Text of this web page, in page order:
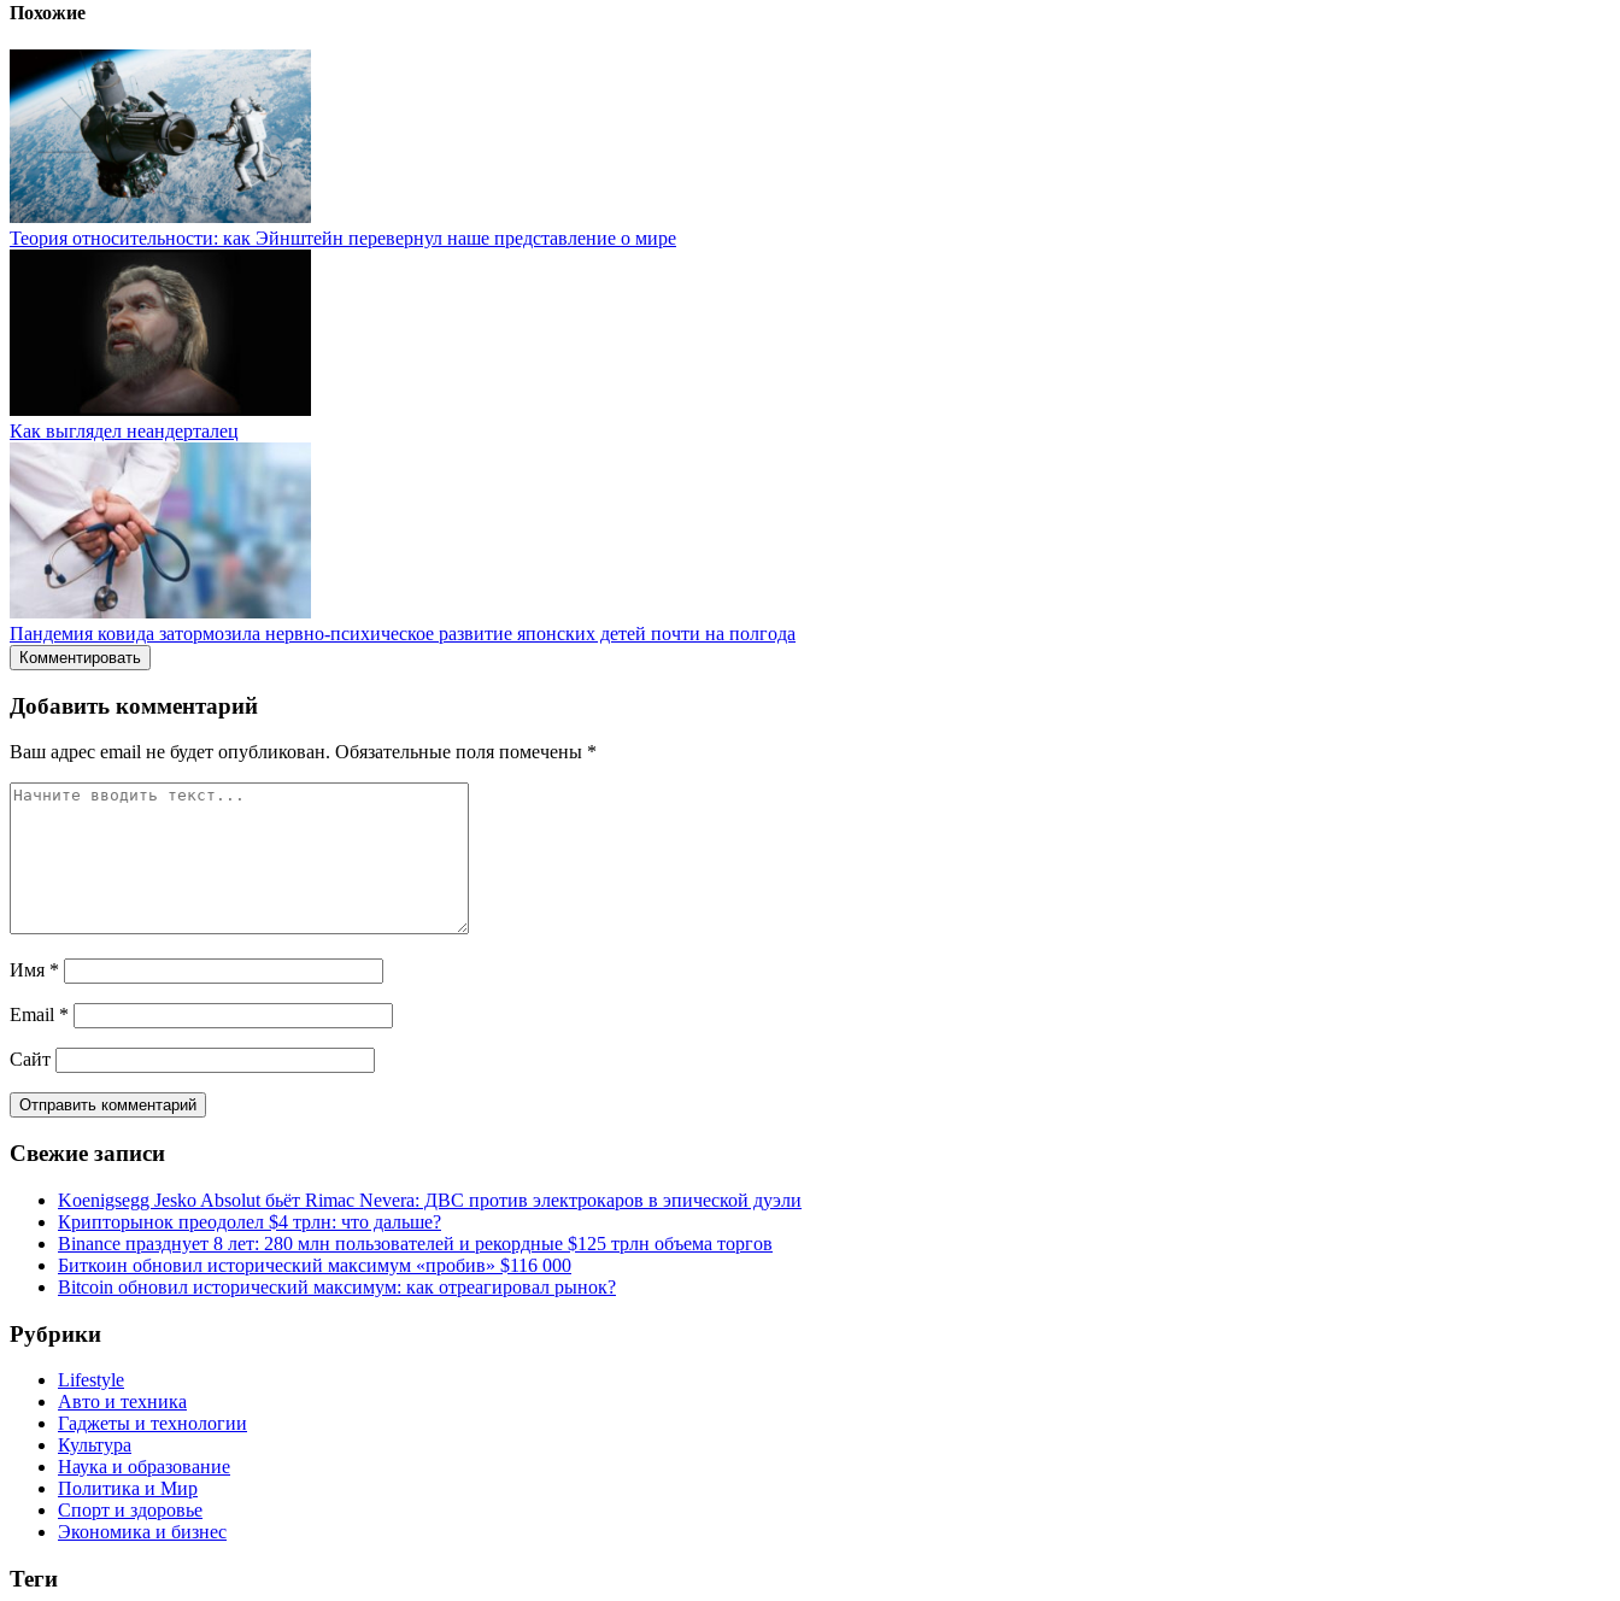
Похожие
Теория относительности: как Эйнштейн перевернул наше представление о мире
Как выглядел неандерталец
Пандемия ковида затормозила нервно-психическое развитие японских детей почти на полгода
Комментировать
Добавить комментарий
Ваш адрес email не будет опубликован. Обязательные поля помечены *
Имя *
Email *
Сайт
Свежие записи
Koenigsegg Jesko Absolut бьёт Rimac Nevera: ДВС против электрокаров в эпической дуэли
Крипторынок преодолел $4 трлн: что дальше?
Binance празднует 8 лет: 280 млн пользователей и рекордные $125 трлн объема торгов
Биткоин обновил исторический максимум «пробив» $116 000
Bitcoin обновил исторический максимум: как отреагировал рынок?
Рубрики
Lifestyle
Авто и техника
Гаджеты и технологии
Культура
Наука и образование
Политика и Мир
Спорт и здоровье
Экономика и бизнес
Теги